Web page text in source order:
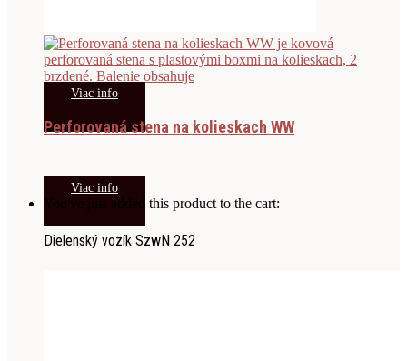
Viac info
Perforovaná stena na kolieskach WW
Viac info
You've just added this product to the cart:
Dielenský vozík SzwN 252